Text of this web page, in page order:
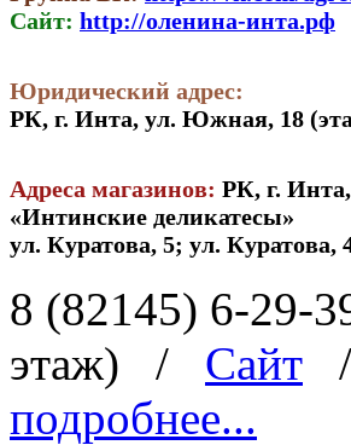
Сайт: http://оленина-инта.рф
Юридический адрес:
РК, г. Инта, ул. Южная, 18
Адреса магазинов: РК, г. Инта,
«Интинские деликатесы»
ул. Куратова, 5; ул. Куратова,
8 (82145) 6-29-
этаж)
/ Сайт /
подробнее...